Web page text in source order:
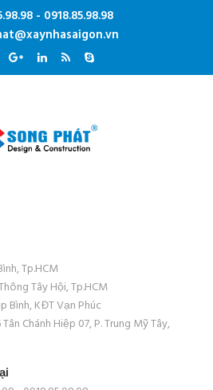
- 0918.85.98.98
Tp.HCM
Tây Hội, Tp.HCM
Bình, KĐT Vạn Phúc
Chánh Hiệp 07, P. Trung Mỹ Tây,